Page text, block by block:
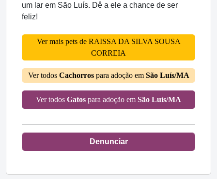
um lar em São Luís. Dê a ele a chance de ser
feliz!
Ver mais pets de RAISSA DA SILVA SOUSA
CORREIA
Ver todos Cachorrospara adoção em São Luís/MA
Ver todos Gatos para adoção em São Luís/MA
Denunciar